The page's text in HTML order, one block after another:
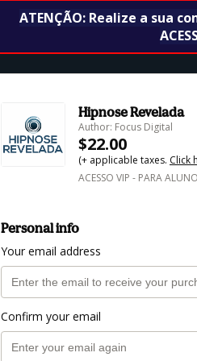
ATENÇÃO: Realize a sua
Hipnose Revelada
Author: Focus Digital
$22.00
(+ applicable taxes. Click
ACESSO VIP - PARA
Personal info
Your email address
Confirm your email